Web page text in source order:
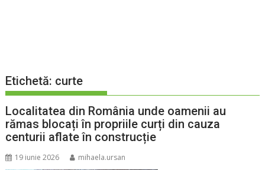
Etichetă: curte
Localitatea din România unde oamenii au
rămas blocați în propriile curți din cauza
centurii aflate în construcție
19 iunie 2026 mihaela.ursan